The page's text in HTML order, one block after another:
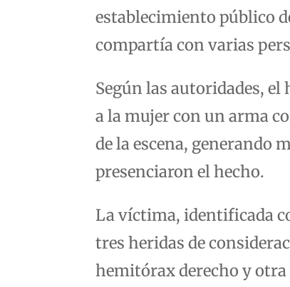
establecimiento público
compartía con varias
Según las autoridades,
a la mujer con un arma
de la escena, generando
presenciaron el hecho.
La víctima, identificada
tres heridas de
hemitórax derecho y otra